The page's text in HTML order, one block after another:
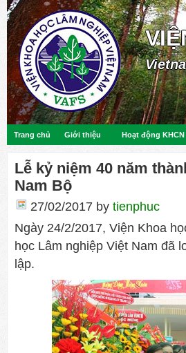
Trang chủ Giới thiệu Hoạt động KHCN
Lễ kỷ niệm 40 năm
Nam Bộ
27/02/2017 by tienphuc
Ngày 24/2/2017, Viện Khoa
học Lâm nghiệp Việt Nam đã
lập.